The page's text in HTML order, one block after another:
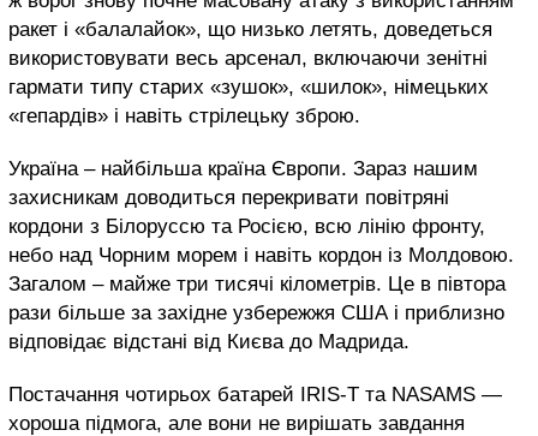
ракет і «балалайок», що низько летять, доведеться
використовувати весь арсенал, включаючи зенітні
гармати типу старих «зушок», «шилок», німецьких
«гепардів» і навіть стрілецьку зброю.
Україна – найбільша країна Європи. Зараз нашим
захисникам доводиться перекривати повітряні
кордони з Білоруссю та Росією, всю лінію фронту,
небо над Чорним морем і навіть кордон із Молдовою.
Загалом – майже три тисячі кілометрів. Це в півтора
рази більше за західне узбережжя США і приблизно
відповідає відстані від Києва до Мадрида.
Постачання чотирьох батарей IRIS-T та NASAMS —
хороша підмога, але вони не вирішать завдання